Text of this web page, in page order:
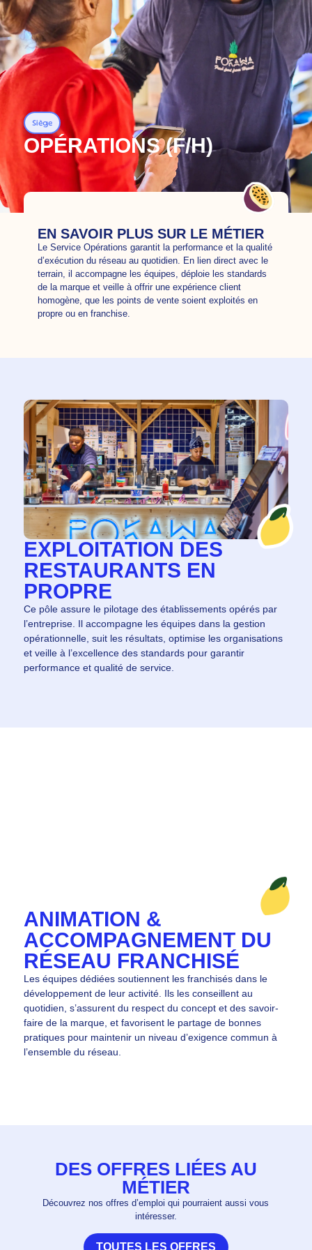
NOS JOBS
Siège
OPÉRATIONS (F/H)
EN SAVOIR PLUS SUR LE MÉTIER
Le Service Opérations garantit la performance et la qualité
d’exécution du réseau au quotidien. En lien direct avec le
terrain, il accompagne les équipes, déploie les standards
de la marque et veille à offrir une expérience client
homogène, que les points de vente soient exploités en
propre ou en franchise.
EXPLOITATION DES
RESTAURANTS EN
PROPRE
Ce pôle assure le pilotage des établissements opérés par
l’entreprise. Il accompagne les équipes dans la gestion
opérationnelle, suit les résultats, optimise les organisations
et veille à l’excellence des standards pour garantir
performance et qualité de service.
ANIMATION &
ACCOMPAGNEMENT DU
RÉSEAU FRANCHISÉ
Les équipes dédiées soutiennent les franchisés dans le
développement de leur activité. Ils les conseillent au
quotidien, s’assurent du respect du concept et des savoir-
faire de la marque, et favorisent le partage de bonnes
pratiques pour maintenir un niveau d’exigence commun à
l’ensemble du réseau.
DES OFFRES LIÉES AU
MÉTIER
Découvrez nos offres d’emploi qui pourraient aussi vous
intéresser.
TOUTES LES OFFRES